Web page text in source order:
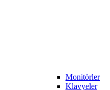
Monitörler
Klavyeler